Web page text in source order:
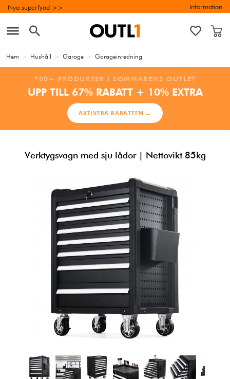
Nya superfynd >> Information
Hem > Hushåll > Garage > Garageinredning
700+ PRODUKTER I SOMMARENS OUTLET
UPP TILL 67% RABATT + 10% EXTRA
AKTIVERA RABATTEN →
Verktygsvagn med sju lådor | Nettovikt 85kg